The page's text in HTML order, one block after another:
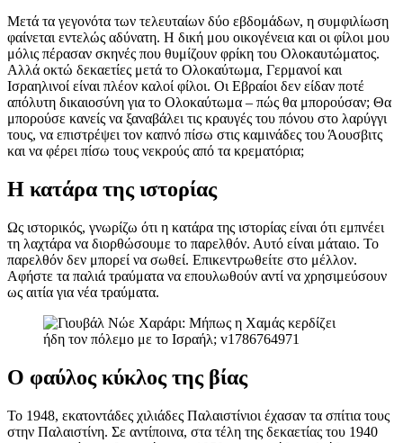
Μετά τα γεγονότα των τελευταίων δύο εβδομάδων, η συμφιλίωση
φαίνεται εντελώς αδύνατη. Η δική μου οικογένεια και οι φίλοι μου
μόλις πέρασαν σκηνές που θυμίζουν φρίκη του Ολοκαυτώματος.
Αλλά οκτώ δεκαετίες μετά το Ολοκαύτωμα, Γερμανοί και
Ισραηλινοί είναι πλέον καλοί φίλοι. Οι Εβραίοι δεν είδαν ποτέ
απόλυτη δικαιοσύνη για το Ολοκαύτωμα – πώς θα μπορούσαν; Θα
μπορούσε κανείς να ξαναβάλει τις κραυγές του πόνου στο λαρύγγι
τους, να επιστρέψει τον καπνό πίσω στις καμινάδες του Άουσβιτς
και να φέρει πίσω τους νεκρούς από τα κρεματόρια;
Η κατάρα της ιστορίας
Ως ιστορικός, γνωρίζω ότι η κατάρα της ιστορίας είναι ότι εμπνέει
τη λαχτάρα να διορθώσουμε το παρελθόν. Αυτό είναι μάταιο. Το
παρελθόν δεν μπορεί να σωθεί. Επικεντρωθείτε στο μέλλον.
Αφήστε τα παλιά τραύματα να επουλωθούν αντί να χρησιμεύσουν
ως αιτία για νέα τραύματα.
Ο φαύλος κύκλος της βίας
Το 1948, εκατοντάδες χιλιάδες Παλαιστίνιοι έχασαν τα σπίτια τους
στην Παλαιστίνη. Σε αντίποινα, στα τέλη της δεκαετίας του 1940